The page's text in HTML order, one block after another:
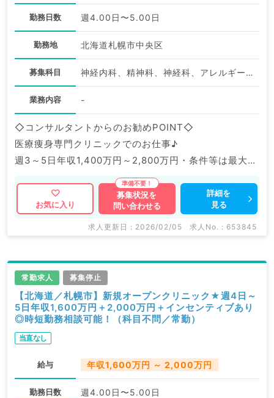
勤務日数 週4.00日〜5.00日
勤務地 北海道札幌市中央区
募集科目 神経内科、精神科、神経科、アレルギー科、リウマチ科、小児科、整形外科、形成外科、美容外科、脳神経外科、呼吸器外科、心臓血管外科、小児外科、皮膚科、泌尿器科、産婦人科、産科、婦人科、眼科、耳鼻咽喉科、気管食道科、放射線科、リハビリテーション科、麻酔科、ペインクリニック、人工透析科、緩和ケア科、一般内科、循環器内科、呼吸器内科、消化器内科、内分泌・代謝内科、腎臓内科、老年内科、血液内科、外科系全般、一般外科、消化器外科、乳腺外科、総合診療科、美容皮膚科、健診・人間ドック、救急科・ＩＣＵ、病理科、基礎医学系、膠原病科、スポーツ整形外科、大腸・肛門外科、その他、産業医、科目不問
業務内容 -
◇コンサルタントからのお勧めPOINT◇
医療痩身専門クリニックでのお仕事♪
週3～5日年収1,400万円～2,800万円・条件等は最大限
考慮◎しっかり稼ぎたい先生にもおススメです。
マイナビDOCTORでは病院やクリニックなどの医療機
関求人はもちろんのこと、
ます。
求人内容の詳細等はお気軽にお問合せ下さい。
お気に入り
募集状況を
問い合わせる
詳細を
見る
求人更新日 : 2026/02/05 求人No. : 653845
常勤求人 募集停止
【北海道／札幌市】新規オープンクリニック★週4日～
5日年収1,600万円＋2,000万円＋インセンティブあり
◎時短勤務相談可能！（科目不問／常勤）
当直なし
給与 年収1,600万円 ～ 2,000万円
勤務日数 週4.00日〜5.00日